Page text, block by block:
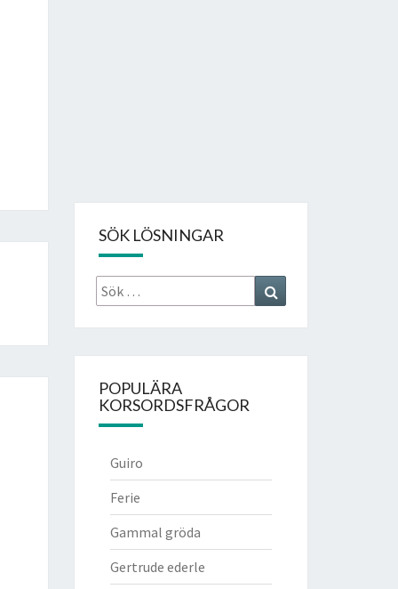
SÖK LÖSNINGAR
Sök
efter:
POPULÄRA
KORSORDSFRÅGOR
Guiro
Ferie
Gammal gröda
Gertrude ederle